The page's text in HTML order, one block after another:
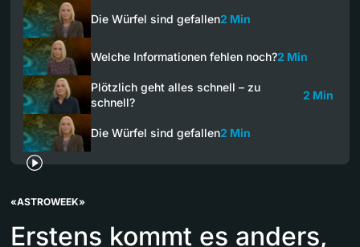
Die Würfel sind gefallen2 Min
Welche Informationen fehlen noch?2 Min
Plötzlich geht alles schnell – zu
schnell?
2 Min
Die Würfel sind gefallen2 Min
«ASTROWEEK»
Erstens kommt es anders,